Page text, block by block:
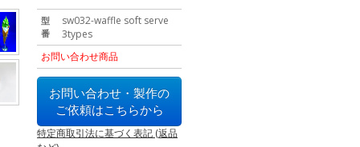
型
番
sw032-waffle soft serve
3types
お問い合わせ商品
お問い合わせ・製作の
ご依頼はこちらから
特定商取引法に基づく表記 (返品